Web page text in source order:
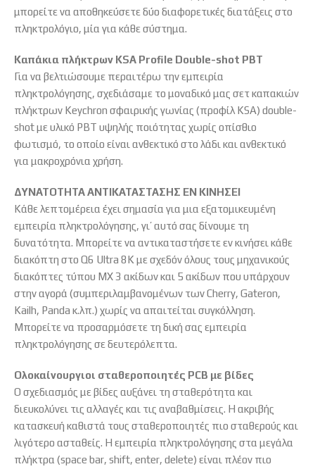
μπορείτε να αποθηκεύσετε δύο διαφορετικές διατάξεις στο
πληκτρολόγιο, μία για κάθε σύστημα.
Καπάκια πλήκτρων KSA Profile Double-shot PBT
Για να βελτιώσουμε περαιτέρω την εμπειρία
πληκτρολόγησης, σχεδιάσαμε το μοναδικό μας σετ καπακιών
πλήκτρων Keychron σφαιρικής γωνίας (προφίλ KSA) double-
shot με υλικό PBT υψηλής ποιότητας χωρίς οπίσθιο
φωτισμό, το οποίο είναι ανθεκτικό στο λάδι και ανθεκτικό
για μακροχρόνια χρήση.
ΔΥΝΑΤΟΤΗΤΑ ΑΝΤΙΚΑΤΑΣΤΑΣΗΣ ΕΝ ΚΙΝΗΣΕΙ
Κάθε λεπτομέρεια έχει σημασία για μια εξατομικευμένη
εμπειρία πληκτρολόγησης, γι’ αυτό σας δίνουμε τη
δυνατότητα. Μπορείτε να αντικαταστήσετε εν κινήσει κάθε
διακόπτη στο Q6 Ultra 8K με σχεδόν όλους τους μηχανικούς
διακόπτες τύπου MX 3 ακίδων και 5 ακίδων που υπάρχουν
στην αγορά (συμπεριλαμβανομένων των Cherry, Gateron,
Kailh, Panda κ.λπ.) χωρίς να απαιτείται συγκόλληση.
Μπορείτε να προσαρμόσετε τη δική σας εμπειρία
πληκτρολόγησης σε δευτερόλεπτα.
Ολοκαίνουργιοι σταθεροποιητές PCB με βίδες
Ο σχεδιασμός με βίδες αυξάνει τη σταθερότητα και
διευκολύνει τις αλλαγές και τις αναβαθμίσεις. Η ακριβής
κατασκευή καθιστά τους σταθεροποιητές πιο σταθερούς και
λιγότερο ασταθείς. Η εμπειρία πληκτρολόγησης στα μεγάλα
πλήκτρα (space bar, shift, enter, delete) είναι πλέον πιο